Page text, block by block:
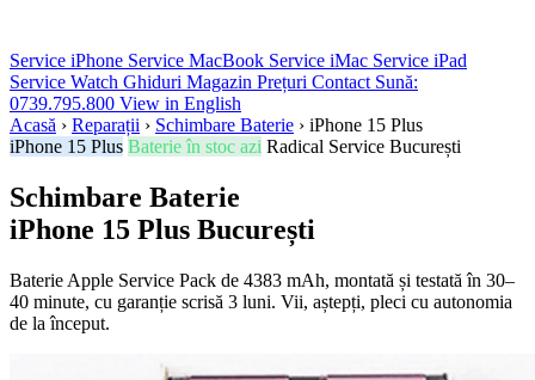
Service iPhone Service MacBook Service iMac Service iPad
Service Watch Ghiduri Magazin Prețuri Contact Sună:
0739.795.800 View in English
Acasă › Reparații › Schimbare Baterie › iPhone 15 Plus
iPhone 15 Plus Baterie în stoc azi Radical Service București
Schimbare Baterie
iPhone 15 Plus București
Baterie Apple Service Pack de 4383 mAh, montată și testată în 30–
40 minute, cu garanție scrisă 3 luni. Vii, aștepți, pleci cu autonomia
de la început.